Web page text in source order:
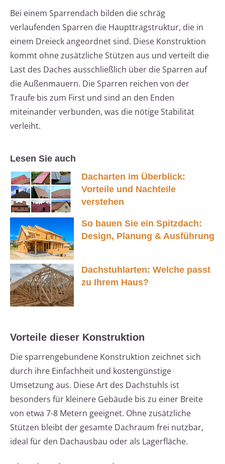
Bei einem Sparrendach bilden die schräg
verlaufenden Sparren die Haupttragstruktur, die in
einem Dreieck angeordnet sind. Diese Konstruktion
kommt ohne zusätzliche Stützen aus und verteilt die
Last des Daches ausschließlich über die Sparren auf
die Außenmauern. Die Sparren reichen von der
Traufe bis zum First und sind an den Enden
miteinander verbunden, was die nötige Stabilität
verleiht.
Lesen Sie auch
Dacharten im Überblick:
Vorteile und Nachteile
verstehen
So bauen Sie ein Spitzdach:
Design, Planung & Ausführung
Dachstuhlarten: Welche passt
zu Ihrem Haus?
Vorteile dieser Konstruktion
Die sparrengebundene Konstruktion zeichnet sich
durch ihre Einfachheit und kostengünstige
Umsetzung aus. Diese Art des Dachstuhls ist
besonders für kleinere Gebäude bis zu einer Breite
von etwa 7-8 Metern geeignet. Ohne zusätzliche
Stützen bleibt der gesamte Dachraum frei nutzbar,
ideal für den Dachausbau oder als Lagerfläche.